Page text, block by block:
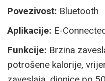
Povezivost: Bluetooth
Aplikacije: E-
Funkcije: Brzina
potrošene kalorije,